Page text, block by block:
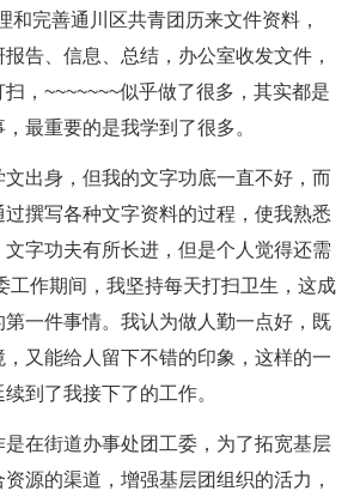
和完善通川区共青团历来文件资料，
告、信息、总结，办公室收发文件，
，~~~~~~~似乎做了很多，其实都是
最重要的是我学到了很多。
文出身，但我的文字功底一直不好，而
过撰写各种文字资料的过程，使我熟悉
字功夫有所长进，但是个人觉得还需
工作期间，我坚持每天打扫卫生，这成
一件事情。我认为做人勤一点好，既
又能给人留下不错的印象，这样的一
到了我接下了的工作。
是在街道办事处团工委，为了拓宽基层
源的渠道，增强基层团组织的活力，